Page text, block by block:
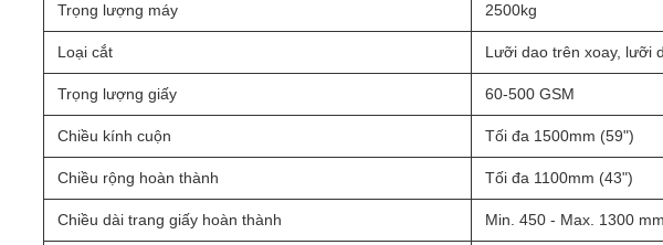
Trọng lượng máy 2500kg
Loại cắt Lưỡi dao trên xoay, lưỡi
Trọng lượng giấy 60-500 GSM
Chiều kính cuộn Tối đa 1500mm (59")
Chiều rộng hoàn thành Tối đa 1100mm (43")
Chiều dài trang giấy hoàn thành Min. 450 - Max. 1300 mm